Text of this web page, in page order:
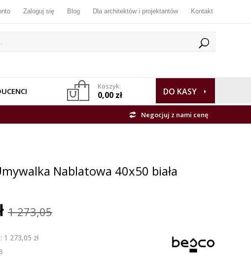
Zaloguj się Blog Dla architektów i projektantów Kontakt
Koszyk:
0,00 zł DO KASY
Negocjuj z nami cenę
Nablatowa 40x50 biała
1 273,05
1 273,05 zł